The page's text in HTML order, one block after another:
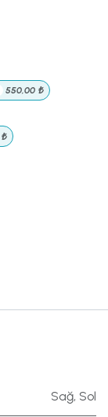
550,00 ₺
₺
Sağ, Sol